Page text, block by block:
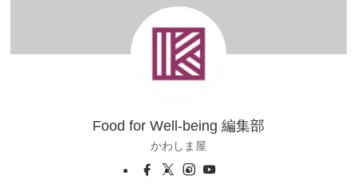
Food for Well-being 編集部
かわしま屋